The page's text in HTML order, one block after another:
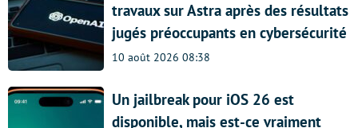
travaux sur Astra après des résultats
jugés préoccupants en cybersécurité
10 août 2026 08:38
Un jailbreak pour iOS 26 est
disponible, mais est-ce vraiment